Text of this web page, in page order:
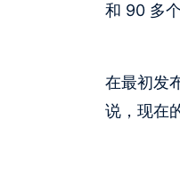
和 90 多
在最初发
说，现在